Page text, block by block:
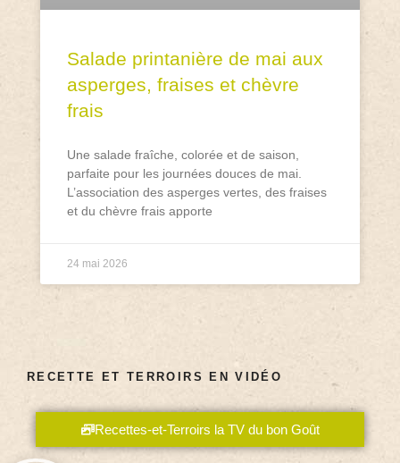
Salade printanière de mai aux
asperges, fraises et chèvre
frais
Une salade fraîche, colorée et de saison,
parfaite pour les journées douces de mai.
L’association des asperges vertes, des fraises
et du chèvre frais apporte
24 mai 2026
RECETTE ET TERROIRS EN VIDÉO
Recettes-et-Terroirs la TV du bon Goût